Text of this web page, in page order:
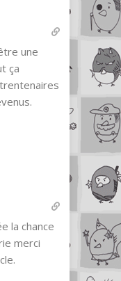
une
ça
la chance
merci